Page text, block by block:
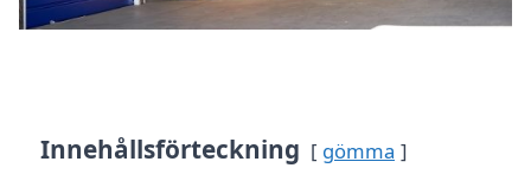
Innehållsförteckning gömma